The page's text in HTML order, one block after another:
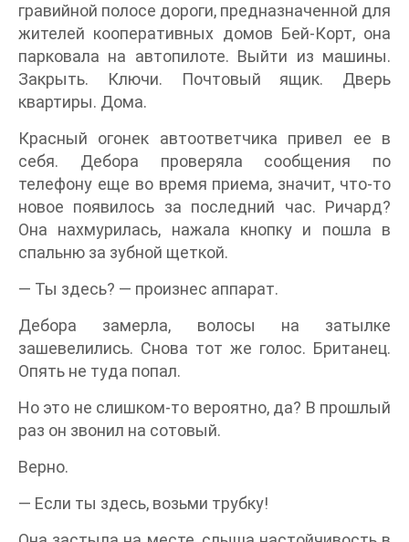
гравийной полосе дороги, предназначенной для
жителей кооперативных домов Бей-Корт, она
парковала на автопилоте. Выйти из машины.
Закрыть. Ключи. Почтовый ящик. Дверь
квартиры. Дома.
Красный огонек автоответчика привел ее в
себя. Дебора проверяла сообщения по
телефону еще во время приема, значит, что-то
новое появилось за последний час. Ричард?
Она нахмурилась, нажала кнопку и пошла в
спальню за зубной щеткой.
— Ты здесь? — произнес аппарат.
Дебора замерла, волосы на затылке
зашевелились. Снова тот же голос. Британец.
Опять не туда попал.
Но это не слишком-то вероятно, да? В прошлый
раз он звонил на сотовый.
Верно.
— Если ты здесь, возьми трубку!